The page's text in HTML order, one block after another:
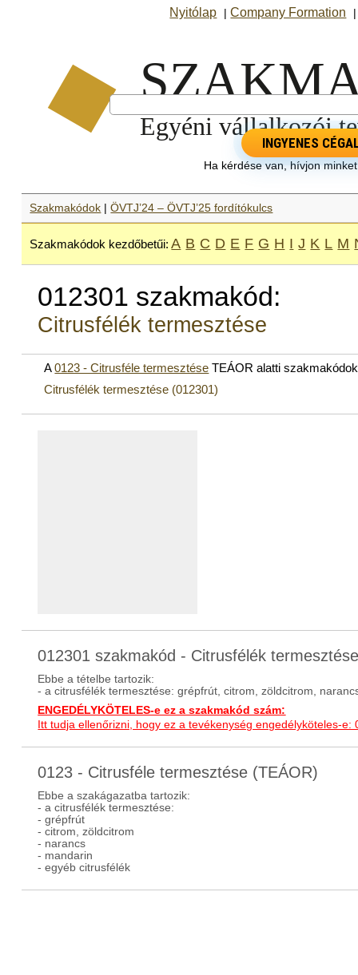
Nyitólap |Company Formation
INGYENES
Ha kérdése van, hívjon
Szakmakódok |ÖVTJ’24 – ÖVTJ’25 fordítókulcs
Szakmakódok kezdőbetűi: A B C D E F G H I J K L M
012301 szakmakód:
Citrusfélék termesztése
A0123 - Citrusféle termesztése TEÁOR alatti
Citrusfélék termesztése (012301)
012301 szakmakód - Citrusfélék
Ebbe a tételbe tartozik:
- a citrusfélék termesztése: grépfrút, citrom, zöldcitrom,
ENGEDÉLYKÖTELES-e ez a szakmakód szám:
Itt tudja ellenőrizni, hogy ez a tevékenység engedélyköteles-e:
0123 - Citrusféle termesztése (TEÁOR)
Ebbe a szakágazatba tartozik:
- a citrusfélék termesztése:
- grépfrút
- citrom, zöldcitrom
- narancs
- mandarin
- egyéb citrusfélék